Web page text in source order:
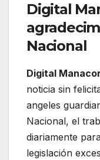
Digital
Nacional
Digital Manacor
noticia sin
angeles
Nacional, el
diariamente
legislación